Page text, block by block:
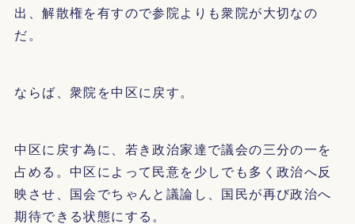
出、解散権を有すので参院よりも衆院が大切なの
だ。
ならば、衆院を中区に戻す。
中区に戻す為に、若き政治家達で議会の三分の一を
占める。中区によって民意を少しでも多く政治へ反
映させ、国会でちゃんと議論し、国民が再び政治へ
期待できる状態にする。